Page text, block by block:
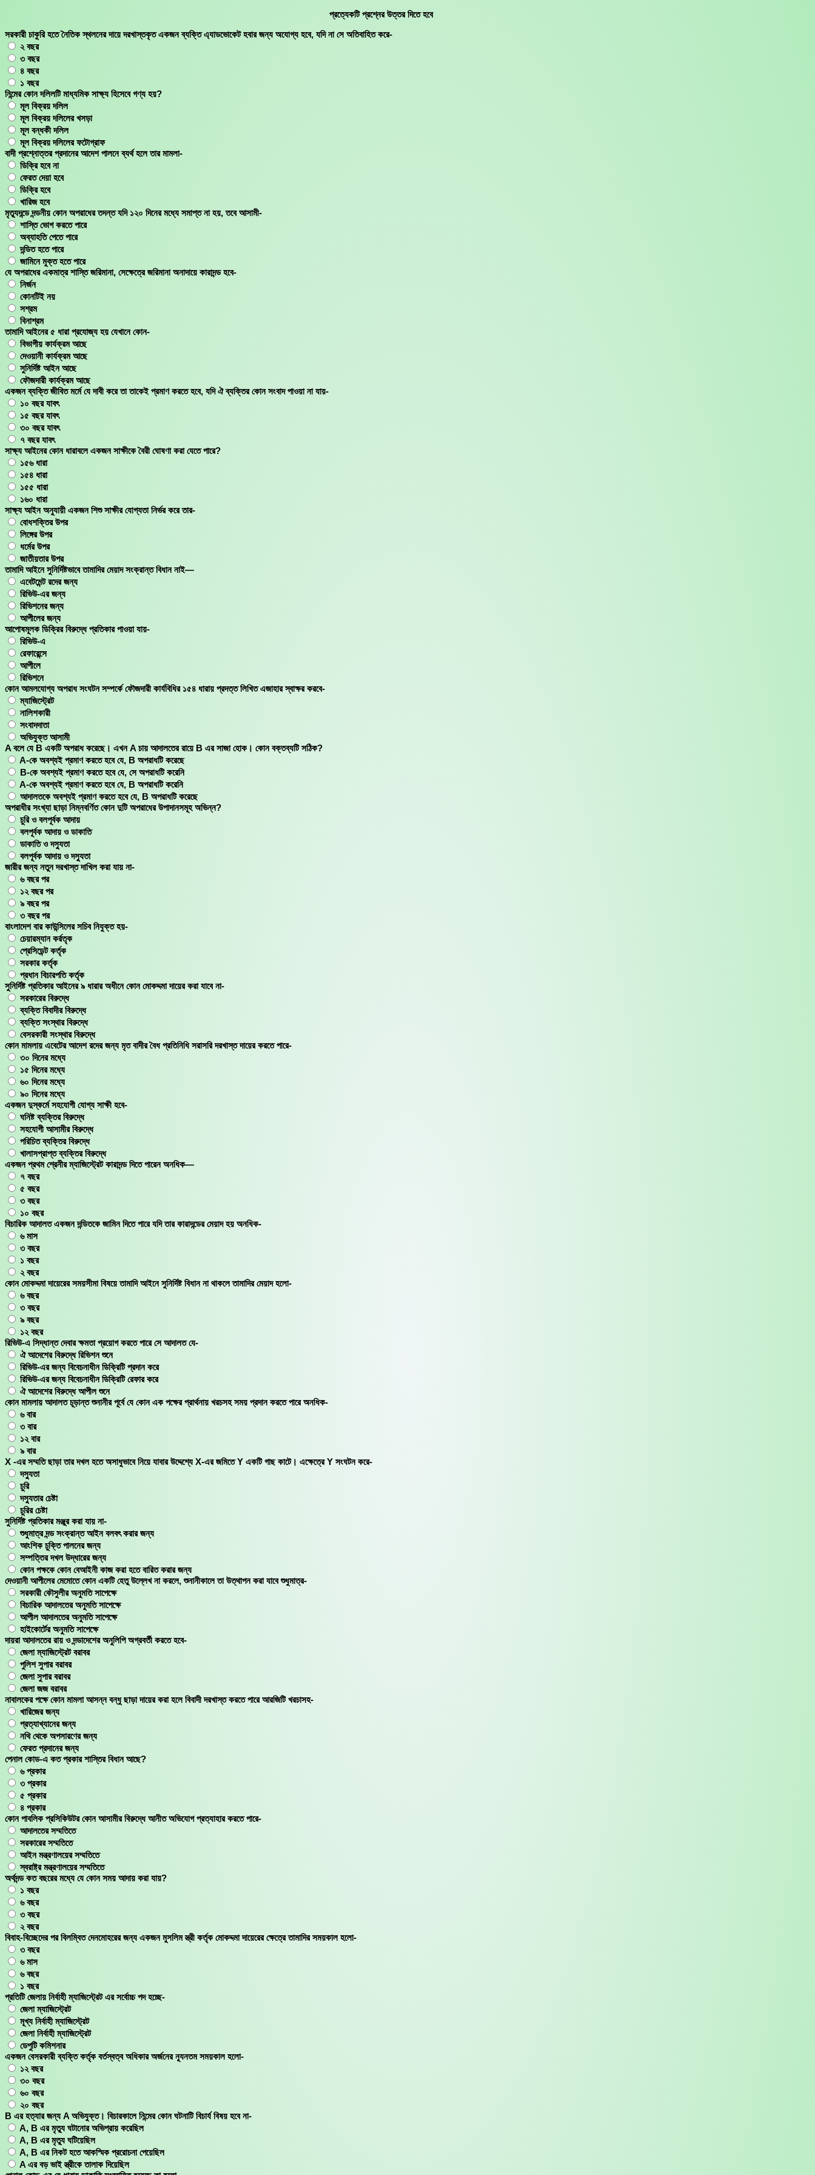
content
প্রত্যেকটি প্রশ্নের উত্তর দিতে হবে
সরকারী চাকুরি হতে নৈতিক স্থলনের দায়ে দরখাস্তকৃত একজন ব্যক্তি এ্যাডভোকেট হবার জন্য অযোগ্য হবে, যদি না সে অতিবাহিত করে-
২ বছর
৩ বছর
৪ বছর
১ বছর
নিন্মের কোন দলিলটি মাধ্যমিক সাক্ষ্য হিসেবে গণ্য হয়?
মূল বিক্রয় দলিল
মূল বিক্রয় দলিলের খসড়া
মূল বন্ধকী দলিল
মূল বিক্রয় দলিলের ফটোগ্রাফ
বাদী প্রশ্নোত্তর প্রদানের আদেশ পালনে ব্যর্থ হলে তার মামলা-
ডিক্রি হবে না
ফেরত দেয়া হবে
ডিক্রি হবে
খারিজ হবে
মৃত্যুদন্ডে দন্ডনীয় কোন অপরাধের তদন্ত যদি ১২০ দিনের মধ্যে সমাপ্ত না হয়, তবে আসামী-
শাস্তি ভোগ করতে পারে
অব্যাহতি পেতে পারে
দন্ডিত হতে পারে
জামিনে মুক্ত হতে পারে
যে অপরাধের একমাত্র শাস্তি জরিমানা, সেক্ষেত্রে জরিমানা অনাদায়ে কারাদন্ড হবে-
নির্জন
কোনটিই নয়
সশ্রম
বিনাশ্রম
তামাদি আইনের ৫ ধারা প্রযোজ্য হয় যেখানে কোন-
বিভাগীয় কার্যক্রম আছে
দেওয়ানী কার্যক্রম আছে
সুনির্দিষ্ট আইন আছে
ফৌজদারী কার্যক্রম আছে
একজন ব্যক্তি জীবিত মর্মে যে দাবী করে তা তাকেই প্রমাণ করতে হবে, যদি ঐ ব্যক্তির কোন সংবাদ পাওয়া না যায়-
১০ বছর যাবৎ
১৫ বছর যাবৎ
৩০ বছর যাবৎ
৭ বছর যাবৎ
সাক্ষ্য আইনের কোন ধারাবলে একজন সাক্ষীকে বৈরী ঘোষণা করা যেতে পারে?
১৫৬ ধারা
১৫৪ ধারা
১৫৫ ধারা
১৬০ ধারা
সাক্ষ্য আইন অনুযায়ী একজন শিশু সাক্ষীর যোগ্যতা নির্ভর করে তার-
বোধশক্তির উপর
লিঙ্গের উপর
ধর্মের উপর
জাতীয়তার উপর
তামাদি আইনে সুনির্দিষ্টভাবে তামাদির মেয়াদ সংক্রান্ত বিধান নাই—
এবেটমেন্ট রদের জন্য
রিভিউ-এর জন্য
রিভিশনের জন্য
আপীলের জন্য
আপোষমূলক ডিক্রির বিরুদ্ধে প্রতিকার পাওয়া যায়-
রিভিউ-এ
রেফারেন্সে
আপীলে
রিভিশনে
কোন আমলযোগ্য অপরাধ সংঘটন সম্পর্কে ফৌজদারী কার্যবিধির ১৫৪ ধারায় প্রদত্ত লিখিত এজাহার স্বাক্ষর করবে-
ম্যাজিস্ট্রেট
নালিশকারী
সংবাদদাতা
অভিযুক্ত আসামী
A বলে যে B একটি অপরাধ করেছে। এখন A চায় আদালতের রায়ে B এর সাজা হোক। কোন বক্তব্যটি সঠিক?
A-কে অবশ্যই প্রমাণ করতে হবে যে, B অপরাধটি করেছে
B-কে অবশ্যই প্রমাণ করতে হবে যে, সে অপরাধটি করেনি
A-কে অবশ্যই প্রমাণ করতে হবে যে, B অপরাধটি করেনি
আদালতকে অবশ্যই প্রমাণ করতে হবে যে, B অপরাধটি করেছে
অপরাধীর সংখ্যা ছাড়া নিম্নবর্ণিত কোন দুটি অপরাধের উপাদানসমূহ অভিন্ন?
চুরি ও বলপূর্বক আদায়
বলপূর্বক আদায় ও ডাকাতি
ডাকাতি ও দস্যুতা
বলপূর্বক আদায় ও দস্যুতা
জারীর জন্য নতুন দরখাস্ত দাখিল করা যায় না-
৬ বছর পর
১২ বছর পর
৯ বছর পর
৩ বছর পর
বাংলাদেশ বার কাউন্সিলের সচিব নিযুক্ত হয়-
চেয়ারম্যান কর্রতৃক
প্রেসিডেন্ট কর্তৃক
সরকার কর্তৃক
প্রধান বিচারপতি কর্তৃক
সুনির্দিষ্ট প্রতিকার আইনের ৯ ধারার অধীনে কোন মোকদ্দমা দায়ের করা যাবে না-
সরকারের বিরুদ্ধে
ব্যক্তি বিবাদীর বিরুদ্ধে
ব্যক্তি সংস্থার বিরুদ্ধে
বেসরকারী সংস্থার বিরুদ্ধে
কোন মামলায় এবেটের আদেশ রদের জন্য মৃত বাদীর বৈধ প্রতিনিধি সরাসরি দরখাস্ত দায়ের করতে পারে-
৩০ দিনের মধ্যে
১৫ দিনের মধ্যে
৬০ দিনের মধ্যে
৯০ দিনের মধ্যে
একজন দুস্কর্মে সহযোগী যোগ্য সাক্ষী হবে-
ঘনিষ্ট ব্যক্তির বিরুদ্ধে
সহযোগী আসামীর বিরুদ্ধে
পরিচিত ব্যক্তির বিরুদ্ধে
খালাসপ্রাপ্ত ব্যক্তির বিরুদ্ধে
একজন প্রথম শ্রেনীর ম্যাজিস্ট্রেট কারাদন্ড দিতে পারেন অনধিক—
৭ বছর
৫ বছর
৩ বছর
১০ বছর
বিচারিক আদালত একজন দন্ডিতকে জামিন দিতে পারে যদি তার কারাদন্ডের মেয়াদ হয় অনধিক-
৬ মাস
৩ বছর
১ বছর
২ বছর
কোন মোকদ্দমা দায়েরের সময়সীমা বিষয়ে তামাদি আইনে সুনির্দিষ্ট বিধান না থাকলে তামাদির মেয়াদ হলো-
৬ বছর
৩ বছর
৯ বছর
১২ বছর
রিভিউ-এ সিদ্ধান্ত দেবার ক্ষমতা প্রয়োগ করতে পারে সে আদালত যে-
ঐ আদেশের বিরুদ্ধে রিভিশন শুনে
রিভিউ-এর জন্য বিবেচনাধীন ডিক্রিটি প্রদান করে
রিভিউ-এর জন্য বিবেচনাধীন ডিক্রিটি রেফার করে
ঐ আদেশের বিরুদ্ধে আপীল শুনে
কোন মামলায় আদালত চূড়ান্ত শুনানীর পূর্বে যে কোন এক পক্ষের প্রার্থনায় খরচসহ সময় প্রদান করতে পারে অনধিক-
৬ বার
৩ বার
১২ বার
৯ বার
X -এর সম্মতি ছাড়া তার দখল হতে অসাধুভাবে নিয়ে যাবার উদ্দেশ্যে X-এর জমিতে Y একটি গাছ কাটে। এক্ষেত্রে Y সংঘটন করে-
দস্যুতা
চুরি
দস্যুতার চেষ্টা
চুরির চেষ্টা
সুনির্দিষ্ট প্রতিকার মঞ্জুর করা যায় না-
শুধুমাত্র দন্ড সংক্রান্ত আইন বলবৎ করার জন্য
আংশিক চুক্তি পালনের জন্য
সম্পত্তির দখল উদ্ধারের জন্য
কোন পক্ষকে কোন বেআইনী কাজ করা হতে বারিত করার জন্য
দেওয়ানী আপীলের মেমোতে কোন একটি হেতু উল্লেখ না করলে, শুনানীকালে তা উত্থাপন করা যাবে শুধুমাত্র-
সরকারী কৌসুলীর অনুমতি সাপেক্ষে
বিচারিক আদালতের অনুমতি সাপেক্ষে
আপীল আদালতের অনুমতি সাপেক্ষে
হাইকোর্টের অনুমতি সাপেক্ষে
দায়রা আদালতের রায় ও দন্ডাদেশের অনুলিপি অগ্রবর্তী করতে হবে-
জেলা ম্যাজিস্ট্রেট বরাবর
পুলিশ সুপার বরাবর
জেলা সুপার বরাবর
জেলা জজ বরাবর
নাবালকের পক্ষে কোন মামলা আসন্ন বন্ধু ছাড়া দায়ের করা হলে বিবাদী দরখাস্ত করতে পারে আরজিটি খরচাসহ-
খারিজের জন্য
প্রত্যাখ্যানের জন্য
নথি থেকে অপসারণের জন্য
ফেরত প্রদানের জন্য
পেনাল কোড-এ কত প্রকার শাস্তির বিধান আছে?
৬ প্রকার
৩ প্রকার
৫ প্রকার
৪ প্রকার
কোন পাবলিক প্রসিকিউটর কোন আসামীর বিরুদ্ধে আনীত অভিযোগ প্রত্যাহার করতে পারে-
আদালতের সম্মতিতে
সরকারের সম্মতিতে
আইন মন্ত্রণালয়ের সম্মতিতে
স্বরাষ্ট্র মন্ত্রণালয়ের সম্মতিতে
অর্থদন্ড কত বছরের মধ্যে যে কোন সময় আদায় করা যায়?
১ বছর
৬ বছর
৩ বছর
২ বছর
বিবাহ-বিচ্ছেদের পর বিলম্বিত দেনমোহরের জন্য একজন মুসলিম স্ত্রী কর্তৃক মোকদ্দমা দায়েরের ক্ষেত্রে তামাদির সময়কাল হলো-
৩ বছর
৬ মাস
৬ বছর
১ বছর
প্রতিটি জেলায় নির্বাহী ম্যাজিস্ট্রেট এর সর্বোচ্চ পদ হচ্ছে-
জেলা ম্যাজিস্ট্রেট
মূখ্য নির্বাহী ম্যাজিস্ট্রেট
জেলা নির্বাহী ম্যাজিস্ট্রেট
ডেপুটি কমিশনার
একজন বেসরকারী ব্যক্তি কর্তৃক বর্তস্বত্ব অধিকার অর্জনের ন্যূনতম সময়কাল হলো-
১২ বছর
৩০ বছর
৬০ বছর
২০ বছর
B এর হত্যার জন্য A অভিযুক্ত। বিচারকালে নিন্মের কোন ঘটনাটি বিচার্য বিষয় হবে না-
A, B এর মৃত্যু ঘটানোর অভিপ্রায় করেছিল
A, B এর মৃত্যু ঘটিয়েছিল
A, B এর নিকট হতে আকস্মিক প্ররোচনা পেয়েছিল
A এর বড় ভাই স্ত্রীকে তালাক দিয়েছিল